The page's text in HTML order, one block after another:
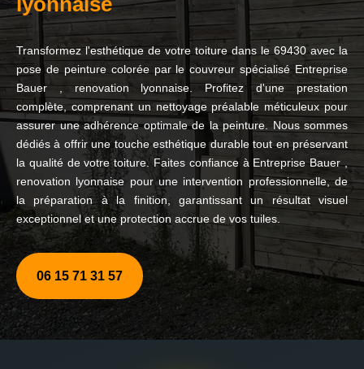
Transformez l'esthétique de votre toiture dans le 69430 avec la
pose de peinture colorée par le couvreur spécialisé Entreprise
Bauer , renovation lyonnaise. Profitez d'une prestation
complète, comprenant un nettoyage préalable méticuleux pour
assurer une adhérence optimale de la peinture. Nous sommes
dédiés à offrir une touche esthétique durable tout en préservant
la qualité de votre toiture. Faites confiance à Entreprise Bauer ,
renovation lyonnaise pour une intervention professionnelle, de
la préparation à la finition, garantissant un résultat visuel
exceptionnel et une protection accrue de vos tuiles.
06 15 71 31 57